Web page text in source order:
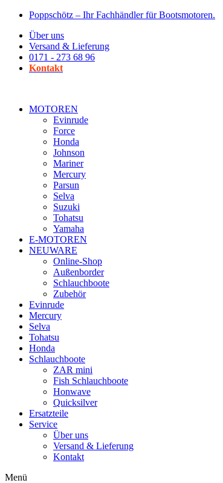
Zum
wechseln
Poppschötz – Ihr Fachhändler für Bootsmotoren.
Über uns
Versand & Lieferung
0171 - 273 68 96
Kontakt
MOTOREN
Evinrude
Force
Honda
Johnson
Mariner
Mercury
Parsun
Selva
Suzuki
Tohatsu
Yamaha
E-MOTOREN
NEUWARE
Online-Shop
Außenborder
Schlauchboote
Zubehör
Evinrude
Mercury
Selva
Tohatsu
Honda
Schlauchboote
ZAR mini
Fish Schlauchboote
Honwave
Quicksilver
Ersatzteile
Service
Über uns
Versand & Lieferung
Kontakt
Menü